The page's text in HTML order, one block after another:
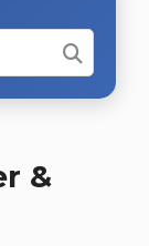
&